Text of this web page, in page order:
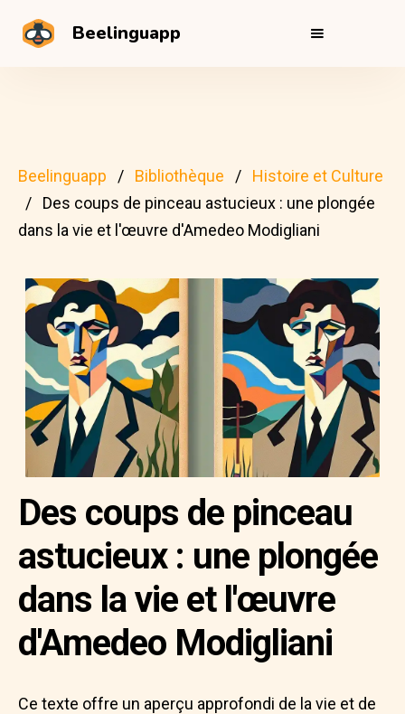
Beelinguapp
Beelinguapp Bibliothèque
Histoire et Culture
Des coups de pinceau astucieux : une plongée
dans la vie et l'œuvre d'Amedeo Modigliani
Des coups de pinceau
astucieux : une plongée
dans la vie et l'œuvre
d'Amedeo Modigliani
Ce texte offre un aperçu approfondi de la vie et de